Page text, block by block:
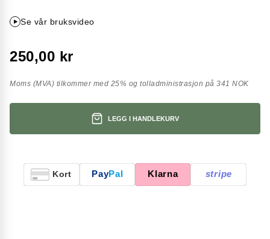
Se vår bruksvideo
250,00 kr
Moms (MVA) tilkommer med 25% og tolladministrasjon på 341 NOK
LEGG I HANDLEKURV
Kort PayPal Klarna stripe